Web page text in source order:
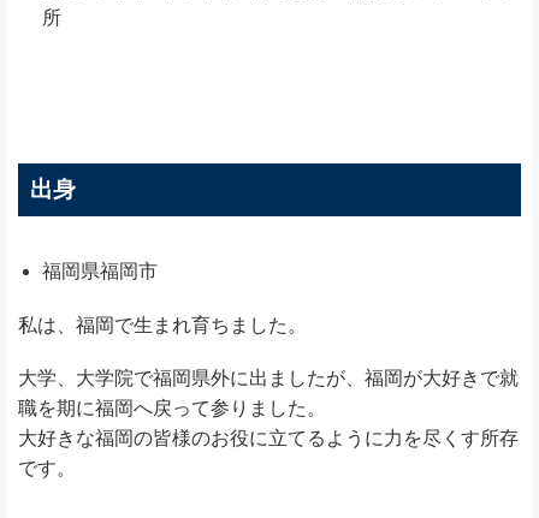
所
出身
福岡県福岡市
私は、福岡で生まれ育ちました。
大学、大学院で福岡県外に出ましたが、福岡が大好きで就
職を期に福岡へ戻って参りました。
大好きな福岡の皆様のお役に立てるように力を尽くす所存
です。